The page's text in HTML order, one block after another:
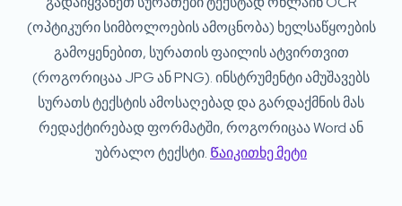
(ოპტიკური სიმბოლოების ამოცნობა) ხელსაწყოების
გამოყენებით, სურათის ფაილის ატვირთვით
(როგორიცაა JPG ან PNG). ინსტრუმენტი ამუშავებს
სურათს ტექსტის ამოსაღებად და გარდაქმნის მას
რედაქტირებად ფორმატში, როგორიცაა Word ან
უბრალო ტექსტი. Წაიკითხე მეტი